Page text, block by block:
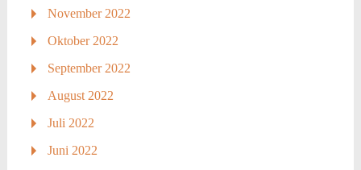
November 2022
Oktober 2022
September 2022
August 2022
Juli 2022
Juni 2022